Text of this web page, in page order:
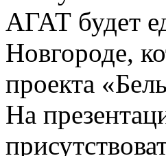
АГАТ будет
Новгороде,
проекта
На